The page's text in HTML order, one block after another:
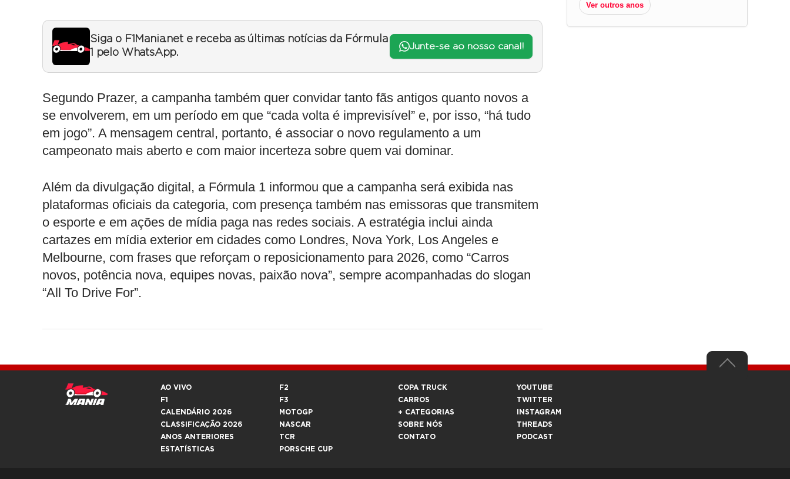
Siga o F1Mania.net e receba as últimas notícias da Fórmula
1 pelo WhatsApp.
Junte-se ao nosso canal!
Segundo Prazer, a campanha também quer convidar tanto fãs antigos quanto novos a
se envolverem, em um período em que “cada volta é imprevisível” e, por isso, “há tudo
em jogo”. A mensagem central, portanto, é associar o novo regulamento a um
campeonato mais aberto e com maior incerteza sobre quem vai dominar.
Além da divulgação digital, a Fórmula 1 informou que a campanha será exibida nas
plataformas oficiais da categoria, com presença também nas emissoras que transmitem
o esporte e em ações de mídia paga nas redes sociais. A estratégia inclui ainda
cartazes em mídia exterior em cidades como Londres, Nova York, Los Angeles e
Melbourne, com frases que reforçam o reposicionamento para 2026, como “Carros
novos, potência nova, equipes novas, paixão nova”, sempre acompanhadas do slogan
“All To Drive For”.
Ver outros anos
AO VIVO
F1
CALENDÁRIO 2026
CLASSIFICAÇÃO 2026
ANOS ANTERIORES
ESTATÍSTICAS
F2
F3
MOTOGP
NASCAR
TCR
PORSCHE CUP
COPA TRUCK
CARROS
+ CATEGORIAS
SOBRE NÓS
CONTATO
YOUTUBE
TWITTER
INSTAGRAM
THREADS
PODCAST